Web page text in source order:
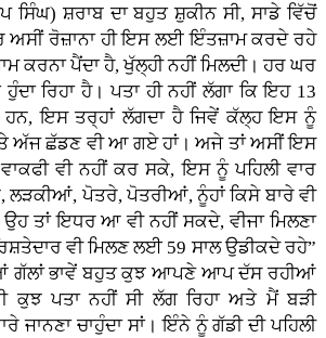
ਸਿੰਘ) ਸ਼ਰਾਬ ਦਾ ਬਹੁਤ ਸ਼ੁਕੀਨ ਸੀ, ਸਾਡੇ ਵਿੱਚੋਂ
ਅਸੀਂ ਰੋਜ਼ਾਨਾ ਹੀ ਇਸ ਲਈ ਇੰਤਜ਼ਾਮ ਕਰਦੇ ਰਹੇ
ਕਰਨਾ ਪੈਂਦਾ ਹੈ, ਖੁੱਲ੍ਹੀ ਨਹੀਂ ਮਿਲਦੀ। ਹਰ ਘਰ
ਰਿਹਾ ਹੈ। ਪਤਾ ਹੀ ਨਹੀਂ ਲੱਗਾ ਕਿ ਇਹ 13
ਹਨ, ਇਸ ਤਰ੍ਹਾਂ ਲੱਗਦਾ ਹੈ ਜਿਵੇਂ ਕੱਲ੍ਹ ਇਸ ਨੂੰ
ਅੱਜ ਛੱਡਣ ਵੀ ਆ ਗਏ ਹਾਂ। ਅਜੇ ਤਾਂ ਅਸੀਂ ਇਸ
ਵੀ ਨਹੀਂ ਕਰ ਸਕੇ, ਇਸ ਨੂੰ ਪਹਿਲੀ ਵਾਰ
ਲੜਕੀਆਂ, ਪੋਤਰੇ, ਪੋਤਰੀਆਂ, ਨੂੰਹਾਂ ਕਿਸੇ ਬਾਰੇ ਵੀ
ਤਾਂ ਇਧਰ ਆ ਵੀ ਨਹੀਂ ਸਕਦੇ, ਵੀਜਾ ਮਿਲਣਾ
ਵੀ ਮਿਲਣ ਲਈ 59 ਸਾਲ ਉਡੀਕਦੇ ਰਹੇ”
ਗੱਲਾਂ ਭਾਵੇਂ ਬਹੁਤ ਕੁਝ ਆਪਣੇ ਆਪ ਦੱਸ ਰਹੀਆਂ
ਪਤਾ ਨਹੀਂ ਸੀ ਲੱਗ ਰਿਹਾ ਅਤੇ ਮੈਂ ਬੜੀ
ਜਾਨਣਾ ਚਾਹੁੰਦਾ ਸਾਂ। ਇੰਨੇ ਨੂੰ ਗੱਡੀ ਦੀ ਪਹਿਲੀ